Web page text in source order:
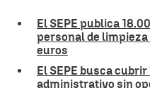
El SEPE publica
personal de limpieza
euros
El SEPE busca
administrativo sin